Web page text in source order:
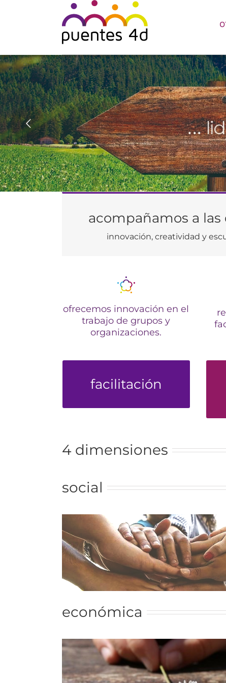
acompañamos a
innovación, creatividad y
ofrecemos innovación en el
trabajo de grupos y
organizaciones.
facilitación
el arte de acompañar
4 dimensiones
social
económica